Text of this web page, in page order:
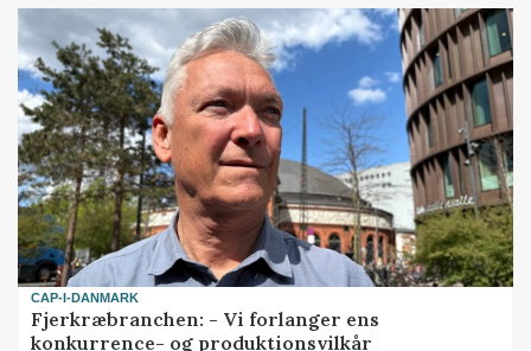
CAP-I-DANMARK
Fjerkræbranchen: - Vi forlanger ens
konkurrence- og produktionsvilkår